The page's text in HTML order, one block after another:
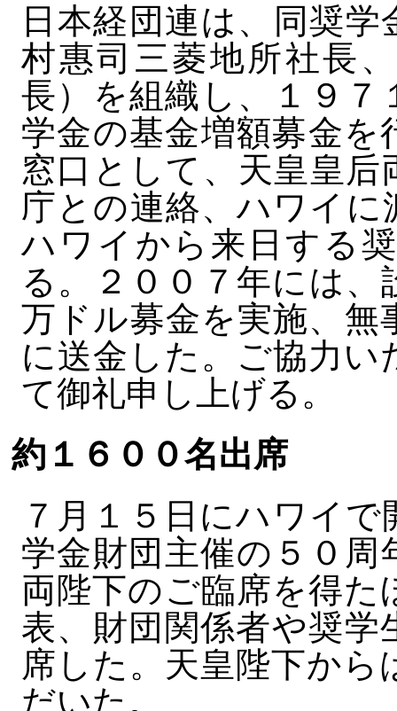
日本経団連は、同奨
村惠司三菱地所社長
長）を組織し、１９７
学金の基金増額募金を
窓口として、天皇皇
庁との連絡、ハワイ
ハワイから来日する
る。２００７年には
万ドル募金を実施、無
に送金した。ご協力
て御礼申し上げる。
約１６００名出席
７月１５日にハワイ
学金財団主催の５０周
両陛下のご臨席を得
表、財団関係者や奨学
席した。天皇陛下か
だいた。